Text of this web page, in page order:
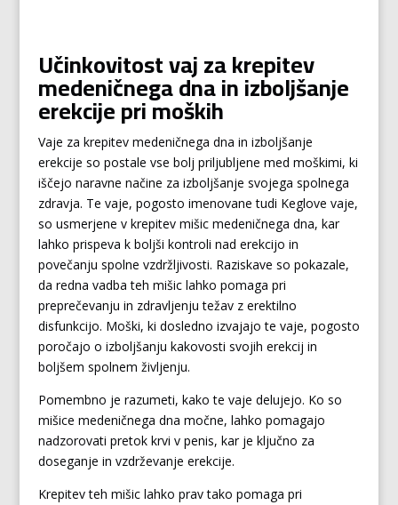
Učinkovitost vaj za krepitev
medeničnega dna in izboljšanje
erekcije pri moških
Vaje za krepitev medeničnega dna in izboljšanje
erekcije so postale vse bolj priljubljene med moškimi, ki
iščejo naravne načine za izboljšanje svojega spolnega
zdravja. Te vaje, pogosto imenovane tudi Keglove vaje,
so usmerjene v krepitev mišic medeničnega dna, kar
lahko prispeva k boljši kontroli nad erekcijo in
povečanju spolne vzdržljivosti. Raziskave so pokazale,
da redna vadba teh mišic lahko pomaga pri
preprečevanju in zdravljenju težav z erektilno
disfunkcijo. Moški, ki dosledno izvajajo te vaje, pogosto
poročajo o izboljšanju kakovosti svojih erekcij in
boljšem spolnem življenju.
Pomembno je razumeti, kako te vaje delujejo. Ko so
mišice medeničnega dna močne, lahko pomagajo
nadzorovati pretok krvi v penis, kar je ključno za
doseganje in vzdrževanje erekcije.
Krepitev teh mišic lahko prav tako pomaga pri